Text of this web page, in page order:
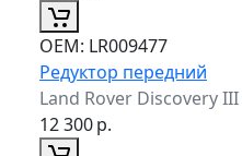
ОЕМ: LR009477
Редуктор передний
Land Rover Discovery
12 300р.